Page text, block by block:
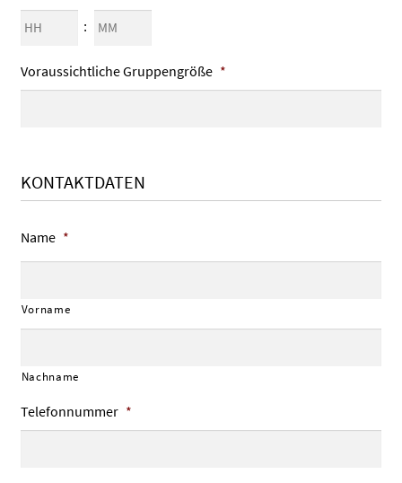
MM
Punkt
:
Voraussichtliche Gruppengröße *
KONTAKTDATEN
Name *
Vorname
Nachname
Telefonnummer *